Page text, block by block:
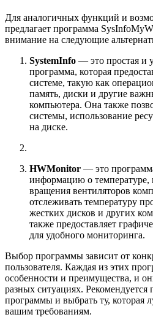
Для аналогичных функций и
предлагает программа
внимание на следующие
SystemInfo — это простая и
программа, которая
системе, такую как
память, диски и другие
компьютера. Она также
системы, использование
на диске.
HWMonitor — это
информацию о температуре,
вращения вентиляторов
отслеживать температуру
жестких дисков и других
также предоставляет
для удобного мониторинга.
Выбор программы зависит от
пользователя. Каждая из этих
особенности и преимущества, и
разных ситуациях. Рекомендуется
программы и выбрать ту, которая
вашим требованиям.